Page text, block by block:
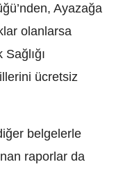
Ayazağa
olanlarsa
ücretsiz
belgelerle
raporlar da